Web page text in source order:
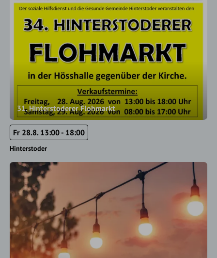
31. Hinterstoderer Flohmarkt
Fr 28.8. 13:00 - 18:00
Hinterstoder